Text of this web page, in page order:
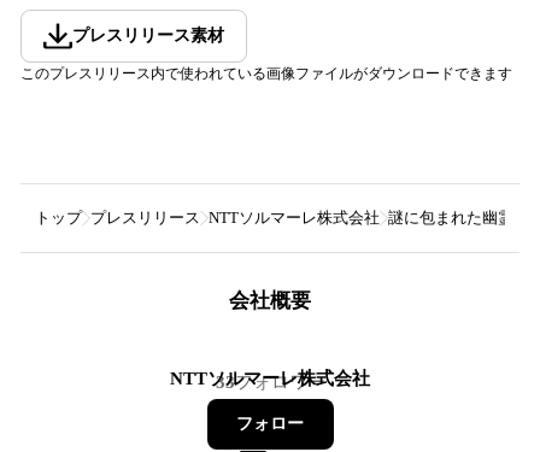
プレスリリース素材
このプレスリリース内で使われている画像ファイルがダウンロードできます
トップ プレスリリース NTTソルマーレ株式会社 謎に包まれた幽霊豪
会社概要
NTTソルマーレ株式会社
33フォロワー
フォロー